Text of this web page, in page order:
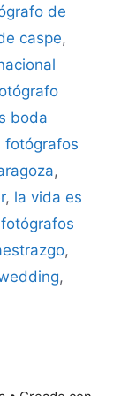
de
caspe,
boda
fotógrafos
,
, la vida es
,
,